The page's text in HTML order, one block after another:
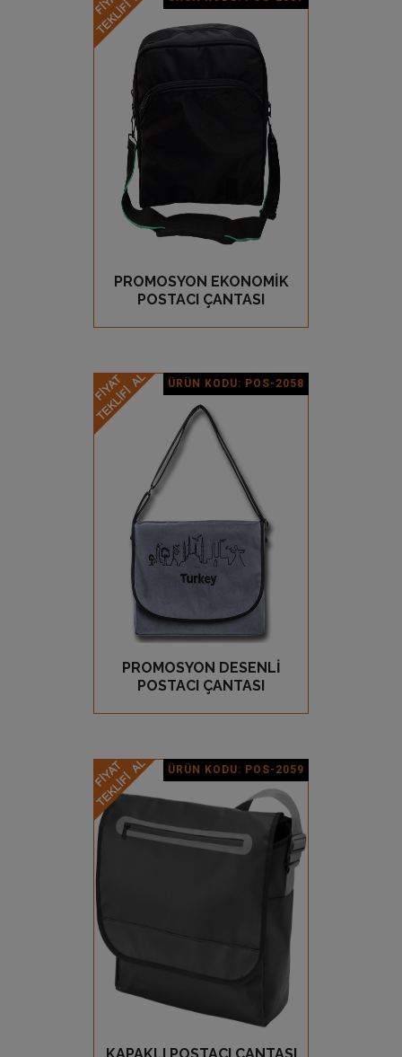
GÖZ AT
PROMOSYON EKONOMİK
POSTACI ÇANTASI
ÜRÜN KODU: POS-2058
GÖZ AT
Ürün Detay
PROMOSYON DESENLİ
POSTACI ÇANTASI
ÜRÜN KODU: POS-2059
GÖZ AT
Ürün Detay